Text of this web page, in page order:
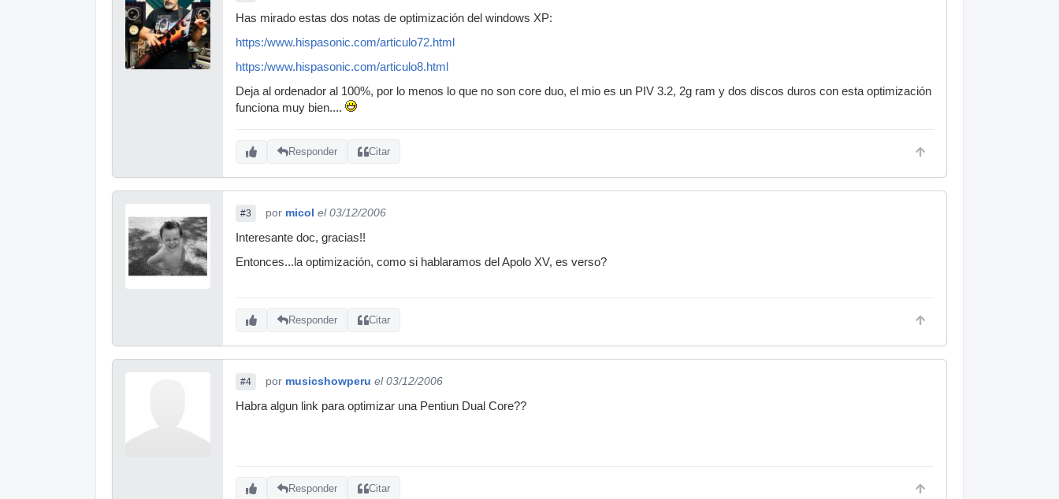
Has mirado estas dos notas de optimización del windows XP:
https:/www.hispasonic.com/articulo72.html
https:/www.hispasonic.com/articulo8.html
Deja al ordenador al 100%, por lo menos lo que no son core duo, el mio es un PIV 3.2, 2g ram y dos discos duros con esta optimización
funciona muy bien....
Responder Citar
#3 por micol el 03/12/2006
Interesante doc, gracias!!
Entonces...la optimización, como si hablaramos del Apolo XV, es verso?
Responder Citar
#4 por musicshowperu el 03/12/2006
Habra algun link para optimizar una Pentiun Dual Core??
Responder Citar